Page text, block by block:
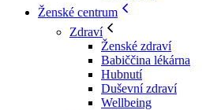
Ženské centrum
Zdraví
Ženské zdraví
Babiččina lékárna
Hubnutí
Duševní zdraví
Wellbeing